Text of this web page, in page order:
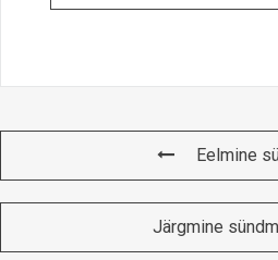
Eelmine
Järgmine